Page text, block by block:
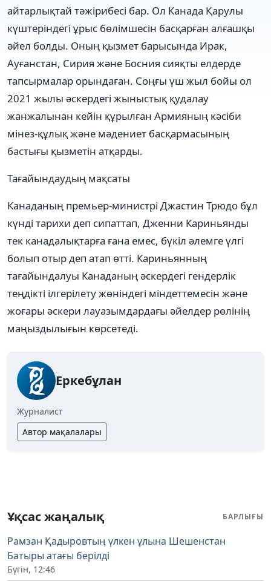
айтарлықтай тәжірибесі бар. Ол Канада Қарулы
күштеріндегі ұрыс бөлімшесін басқарған алғашқы
әйел болды. Оның қызмет барысында Ирак,
Ауғанстан, Сирия және Босния сияқты елдерде
тапсырмалар орындаған. Соңғы үш жыл бойы ол
2021 жылы әскердегі жыныстық қудалау
жанжалынан кейін құрылған Армияның кәсіби
мінез-құлық және мәдениет басқармасының
бастығы қызметін атқарды.
Тағайындаудың мақсаты
Канаданың премьер-министрі Джастин Трюдо бұл
күнді тарихи деп сипаттап, Дженни Кариньянды
тек канадалықтарға ғана емес, бүкіл әлемге үлгі
болып отыр деп атап өтті. Кариньянның
тағайындалуы Канаданың әскердегі гендерлік
теңдікті ілгерілету жөніндегі міндеттемесін және
жоғары әскери лауазымдардағы әйелдер рөлінің
маңыздылығын көрсетеді.
Еркебұлан
Журналист
Автор мақалалары
Ұқсас жаңалық БАРЛЫҒЫ
Рамзан Қадыровтың үлкен ұлына Шешенстан
Батыры атағы берілді
Бүгін, 12:46